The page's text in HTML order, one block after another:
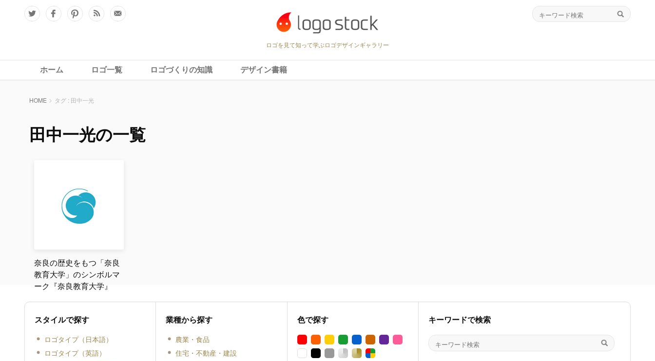
ロゴを見て知って学ぶロゴデザインギャラリー
ホーム ロゴ一覧 ロゴづくりの知識 デザイン書籍
HOME タグ : 田中一光
田中一光の一覧
奈良の歴史をもつ「奈良
教育大学」のシンボルマ
ーク『奈良教育大学』
スタイルで探す
ロゴタイプ（日本語）
ロゴタイプ（英語）
業種から探す
農業・食品
住宅・不動産・建設
色で探す キーワードで検索